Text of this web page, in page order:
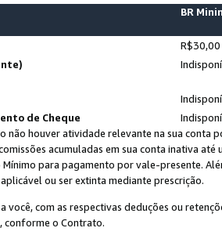
BR
R$30,00
de Cheque
não houver atividade relevante na sua conta
acumuladas em sua conta inativa
para pagamento por vale-presente.
ou ser extinta mediante prescrição.
você, com as respectivas deduções ou
conforme o Contrato.